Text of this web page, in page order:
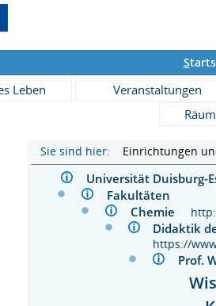
S
Leben
Veranstaltungen
Sie sind hier: Einrichtungen
Universität
Fakultäten
Chemie
Didaktik
https://
Prof.